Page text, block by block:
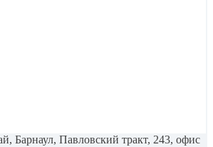
Барнаул, Павловский тракт, 243, офис